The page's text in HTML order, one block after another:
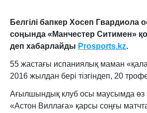
Белгілі бапкер Хосеп Гвардиола
соңында «Манчестер Ситимен»
деп хабарлайды Prosports.kz.
55 жастағы испаниялық маман
2016 жылдан бері тізгіндеп, 20
Ағылшындық клуб осы маусымда өз
«Астон Виллаға» қарсы соңғы